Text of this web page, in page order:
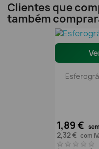
Clientes que
também
1,89 €
2,32 € com